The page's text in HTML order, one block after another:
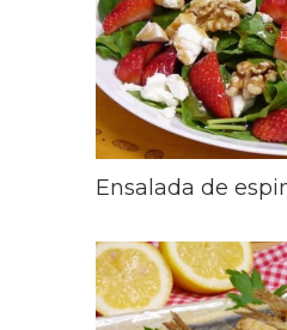
Ensalada de